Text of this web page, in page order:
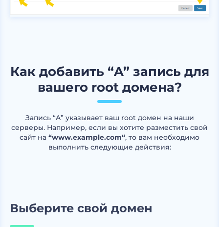
Как добавить “A” запись для
вашего root домена?
Запись “A” указывает ваш root домен на наши
серверы. Например, если вы хотите разместить свой
сайт на “www.example.com“, то вам необходимо
выполнить следующие действия:
Выберите свой домен